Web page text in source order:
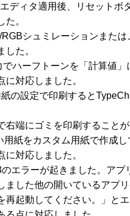
ィタ適用後、リセットボ
。
シュミレーションまたは
た。
ーフトーンを「計算値」
対応しました。
設定で印刷すると
端にゴミを印刷することが
紙をカスタム用紙で作成し
対応しました。
ラーが起きました。アプ
た他の開いているアプリ
動してください。」とエ